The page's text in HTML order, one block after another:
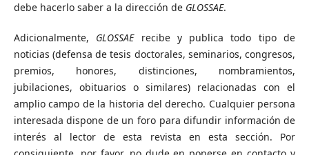
debe hacerlo saber a la dirección de GLOSSAE.
Adicionalmente, GLOSSAE recibe y publica todo tipo de
noticias (defensa de tesis doctorales, seminarios, congresos,
premios, honores, distinciones, nombramientos,
jubilaciones, obituarios o similares) relacionadas con el
amplio campo de la historia del derecho. Cualquier persona
interesada dispone de un foro para difundir información de
interés al lector de esta revista en esta sección. Por